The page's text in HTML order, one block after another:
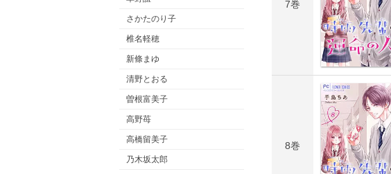
さかたのり子
椎名軽穂
新條まゆ
清野とおる
曽根富美子
高野苺
高橋留美子
乃木坂太郎
7巻
8巻